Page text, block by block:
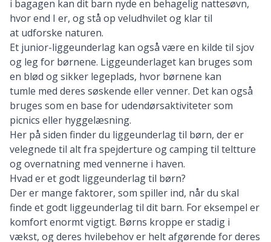
i bagagen kan dit barn nyde en behagelig nattesøvn,
hvor end I er, og stå op veludhvilet og klar til
at udforske naturen.
Et junior-liggeunderlag kan også være en kilde til sjov
og leg for børnene. Liggeunderlaget kan bruges som
en blød og sikker legeplads, hvor børnene kan
tumle med deres søskende eller venner. Det kan også
bruges som en base for udendørsaktiviteter som
picnics eller hyggelæsning.
Her på siden finder du liggeunderlag til børn, der er
velegnede til alt fra spejderture og camping til teltture
og overnatning med vennerne i haven.
Hvad er et godt liggeunderlag til børn?
Der er mange faktorer, som spiller ind, når du skal
finde et godt liggeunderlag til dit barn. For eksempel er
komfort enormt vigtigt. Børns kroppe er stadig i
vækst, og deres hvilebehov er helt afgørende for deres